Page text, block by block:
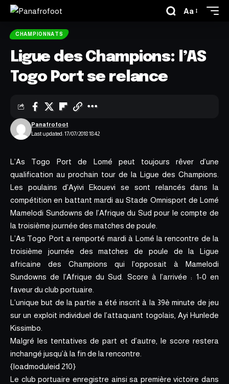
Aa
CHAMPIONNATS
Ligue des Champions: l’AS
Togo Port se relance
Last updated: 17/07/2018 18:42
Panafrofoot
L’As Togo Port de Lomé peut toujours rêver d’une
qualification au prochain tour de la Ligue des Champions.
Les poulains d’Ayivi Ekouevi se sont relancés dans la
compétition en battant mardi au Stade Omnisport de Lomé
Mamelodi Sundowns de l’Afrique du Sud pour le compte de
la troisième journée des matches de poule.
L’As Togo Port a remporté mardi à Lomé la rencontre de la
troisième journée des matches de poule de la Ligue
africaine des Champions qui l’opposait à Mamelodi
Sundowns de l’Afrique du Sud. Score à l’arrivée : 1-0 en
faveur du club portuaire.
L’unique but de la partie a été inscrit à la 39è minute de jeu
sur un exploit individuel de l’attaquant togolais, Ayi Hunlede
Kissimbo.
Malgré les tentatives de part et d’autre, le score restera
inchangé jusqu’à la fin de la rencontre.
{loadmoduleid 210}
Le club portuaire enregistre ainsi sa première victoire dans